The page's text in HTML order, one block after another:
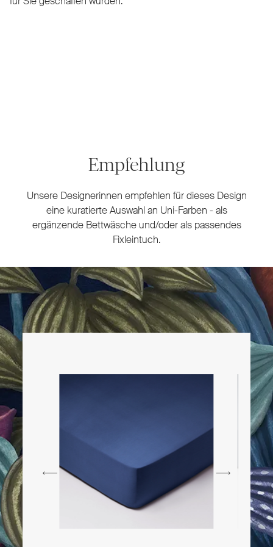
Empfehlung
Unsere Designerinnen empfehlen für dieses Design
eine kuratierte Auswahl an Uni-Farben - als
ergänzende Bettwäsche und/oder als passendes
Fixleintuch.